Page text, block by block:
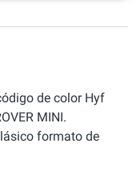
de color Hyf
MINI.
formato de